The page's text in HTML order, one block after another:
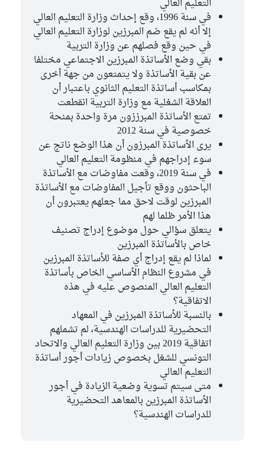
التعليم العالي
في سنة 1996، وقع إحداث وزارة التعليم العالي
إلا أنه لم يقع ضم المبرزين لوزارة التعليم العالي
في حين وقع فصلهم عن وزارة التربية
بقي وضع الأساتذة المبرزين الاجتماعي مختلفا
عن بقية الأساتذة ولا يتمتعون من جهة أخرى
بمكاسب أساتذة التعليم الثانوي باعتبار أن
العلاقة الشغلية مع وزارة التربية انقطعت
تمتع الأساتذة المبرززون مرة واحدة بمنحة
خصوصية في سنة 2012
يرى الأساتذة المبرزون أن هذا الوضع ناتج عن
سوء إدراجهم في منظومة التعليم العالي
في سنة 2019، وقعت مفاوضات مع الأساتذة
الباحثون ووقع تأجيل المفاوضات مع الأساتذة
المبرزين لوقت لاحق مما جعلهم يعتبرون أن
هذا الأمر ظلما لهم
يتعلق سؤالي حول موضوع إدراج تصنيف
خاص بالأساتذة المبرزين
لماذا لم يقع إدراج أي صفة للأساتذة المبرزين
في مشروع النظام الأساسي الخاص بأساتذة
التعليم العالي المنصوص عليه في هذه
الاتفاقية؟
بالنسبة للأساتذة المبرزين في المعهاد
التحضيرية للدراسات الهندسية، لم تشملهم
اتفاقية 2019 بين وزارة التعليم العالي والاتحاد
التونسي للشغل بخصوص زيادات أجور أساتذة
التعليم العالي
متى سيتم تسوية وضعية الزيادة في أجور
الأساتذة المبرزين بالمعاهد التحضيرية
للدراسات الهندسية؟